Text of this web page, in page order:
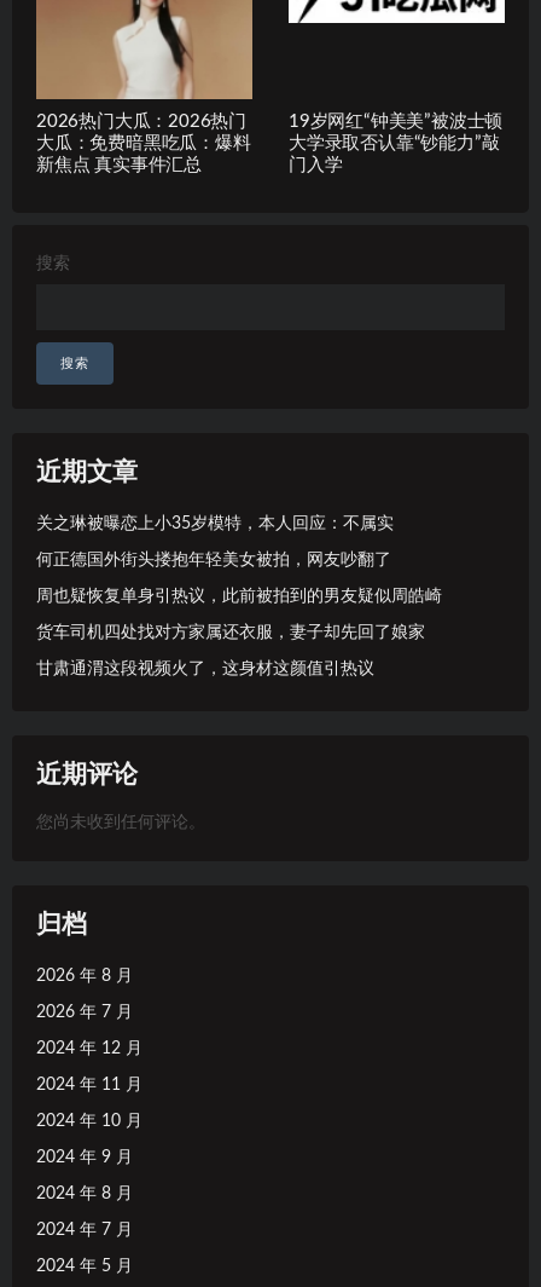
2026热门大瓜：2026热门
大瓜：免费暗黑吃瓜：爆料
新焦点 真实事件汇总
19岁网红“钟美美”被波士顿
大学录取否认靠“钞能力”敲
门入学
搜索
搜索
近期文章
关之琳被曝恋上小35岁模特，本人回应：不属实
何正德国外街头搂抱年轻美女被拍，网友吵翻了
周也疑恢复单身引热议，此前被拍到的男友疑似周皓崎
货车司机四处找对方家属还衣服，妻子却先回了娘家
甘肃通渭这段视频火了，这身材这颜值引热议
近期评论
您尚未收到任何评论。
归档
2026 年 8 月
2026 年 7 月
2024 年 12 月
2024 年 11 月
2024 年 10 月
2024 年 9 月
2024 年 8 月
2024 年 7 月
2024 年 5 月